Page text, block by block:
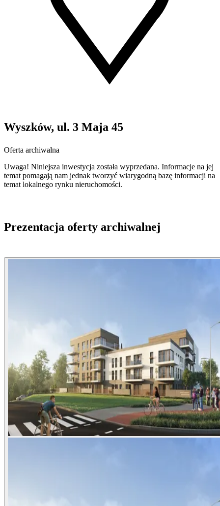
Wyszków, ul. 3 Maja 45
Oferta archiwalna
Uwaga! Niniejsza inwestycja została wyprzedana. Informacje na jej
temat pomagają nam jednak tworzyć wiarygodną bazę informacji na
temat lokalnego rynku nieruchomości.
Prezentacja oferty archiwalnej